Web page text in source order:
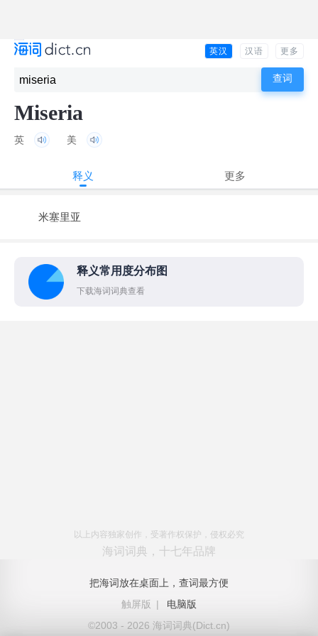
英汉 汉语 更多
Miseria
英 美
释义 更多
米塞里亚
释义常用度分布图
下载海词词典查看
以上内容独家创作，受著作权保护，侵权必究
海词词典，十七年品牌
把海词放在桌面上，查词最方便
触屏版
|
电脑版
©2003 - 2026 海词词典(Dict.cn)